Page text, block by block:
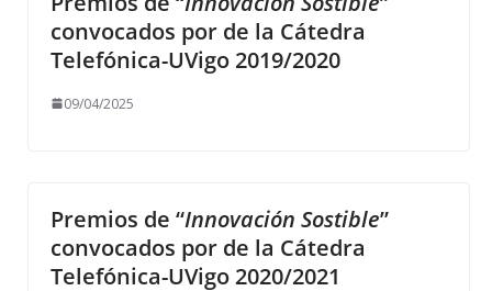
convocados por de la Cátedra
Telefónica-UVigo 2019/2020
09/04/2025
Premios de “Innovación Sostible”
convocados por de la Cátedra
Telefónica-UVigo 2020/2021